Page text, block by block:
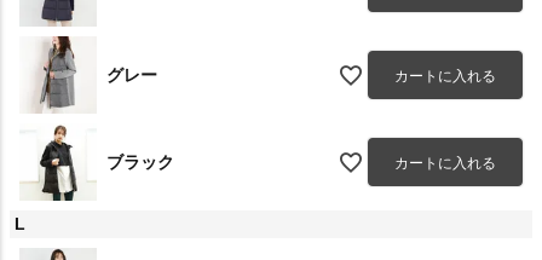
グレー カートに入れる
ブラック カートに入れる
L